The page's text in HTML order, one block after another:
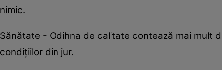
nimic.
Sănătate - Odihna de calitate contează mai mult
condițiilor din jur.